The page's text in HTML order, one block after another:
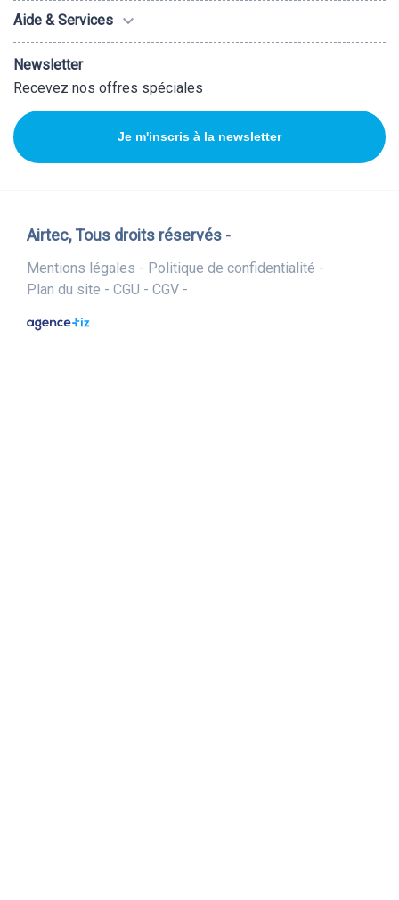
Aide & Services 
Newsletter
Recevez nos offres spéciales
Je m'inscris à la newsletter
Airtec, Tous droits réservés -
Mentions légales - Politique de confidentialité -
Plan du site - CGU - CGV -